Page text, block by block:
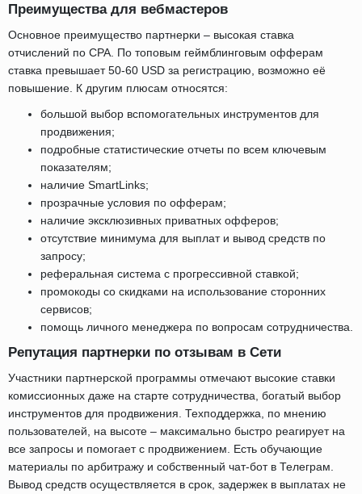
Преимущества для вебмастеров
Основное преимущество партнерки – высокая ставка
отчислений по CPA. По топовым геймблинговым офферам
ставка превышает 50-60 USD за регистрацию, возможно её
повышение. К другим плюсам относятся:
большой выбор вспомогательных инструментов для
продвижения;
подробные статистические отчеты по всем ключевым
показателям;
наличие SmartLinks;
прозрачные условия по офферам;
наличие эксклюзивных приватных офферов;
отсутствие минимума для выплат и вывод средств по
запросу;
реферальная система с прогрессивной ставкой;
промокоды со скидками на использование сторонних
сервисов;
помощь личного менеджера по вопросам сотрудничества.
Репутация партнерки по отзывам в Сети
Участники партнерской программы отмечают высокие ставки
комиссионных даже на старте сотрудничества, богатый выбор
инструментов для продвижения. Техподдержка, по мнению
пользователей, на высоте – максимально быстро реагирует на
все запросы и помогает с продвижением. Есть обучающие
материалы по арбитражу и собственный чат-бот в Телеграм.
Вывод средств осуществляется в срок, задержек в выплатах не